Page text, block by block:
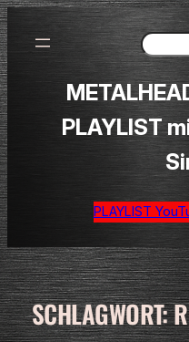
Suchen
PLAYLIST
PLAYLIST
SCHLAGWORT: